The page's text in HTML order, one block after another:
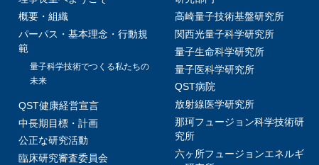
概要・組織
パーパス・基本理念・行動規
範
量子科学技術でつくる私たちの
未来
QST健康経営宣言
中長期目標・計画
公正な研究活動
臨床研究審査委員会
高崎量子技術基盤研究所
関西光量子科学研究所
量子生命科学研究所
量子医科学研究所
QST病院
放射線医学研究所
那珂フュージョン科学技術研
究所
六ヶ所フュージョンエネルギ